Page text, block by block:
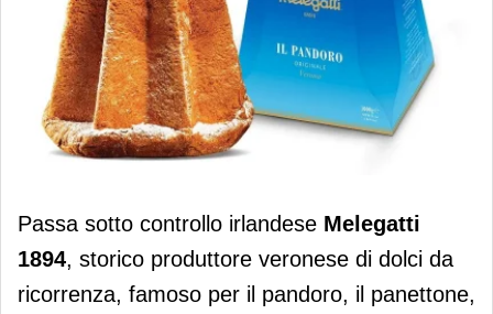
Valeo Foods si mangia Melegatti
Passa sotto controllo irlandese Melegatti
1894, storico produttore veronese di dolci da
ricorrenza, famoso per il pandoro, il panettone,